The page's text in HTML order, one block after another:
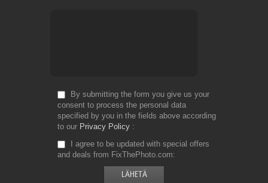
By submitting the form you give us your
consent to process the personal data
specified by you in the fields above according
to our Privacy Policy
I agree to be updated with special offers
and deals from FixThePhoto.com